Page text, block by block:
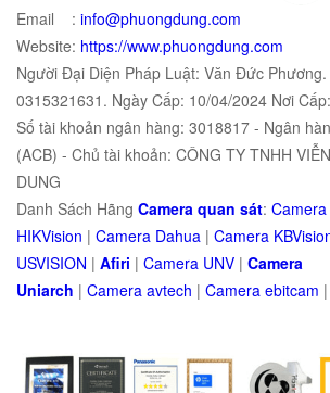
Email : info@phuongdung.com
Website: https://www.phuongdung.com
Người Đại Diện Pháp Luật: Văn Đức
0315321631. Ngày Cấp: 10/04/2024 Nơi
Số tài khoản ngân hàng: 3018817 - Ngân
(ACB) - Chủ tài khoản: CÔNG TY TNHH
DUNG
Danh Sách Hãng Camera quan sát:
HIKVision | Camera Dahua | Camera
USVISION | Afiri | Camera UNV | Camera
Uniarch | Camera avtech | Camera ebitcam |